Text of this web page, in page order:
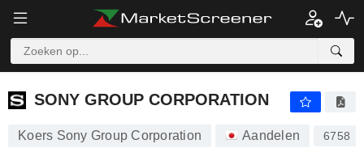
SONY GROUP CORPORATION
Koers Sony Group Corporation Aandelen 6758